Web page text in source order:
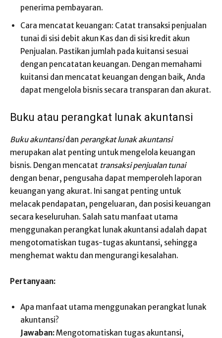
penerima pembayaran.
Cara mencatat keuangan: Catat transaksi penjualan
tunai di sisi debit akun Kas dan di sisi kredit akun
Penjualan. Pastikan jumlah pada kuitansi sesuai
dengan pencatatan keuangan. Dengan memahami
kuitansi dan mencatat keuangan dengan baik, Anda
dapat mengelola bisnis secara transparan dan akurat.
Buku atau perangkat lunak akuntansi
Buku akuntansidan perangkat lunak akuntansi
merupakan alat penting untuk mengelola keuangan
bisnis. Dengan mencatat transaksi penjualan tunai
dengan benar, pengusaha dapat memperoleh laporan
keuangan yang akurat. Ini sangat penting untuk
melacak pendapatan, pengeluaran, dan posisi keuangan
secara keseluruhan. Salah satu manfaat utama
menggunakan perangkat lunak akuntansi adalah dapat
mengotomatiskan tugas-tugas akuntansi, sehingga
menghemat waktu dan mengurangi kesalahan.
Pertanyaan:
Apa manfaat utama menggunakan perangkat lunak
akuntansi?
Jawaban:Mengotomatiskan tugas akuntansi,